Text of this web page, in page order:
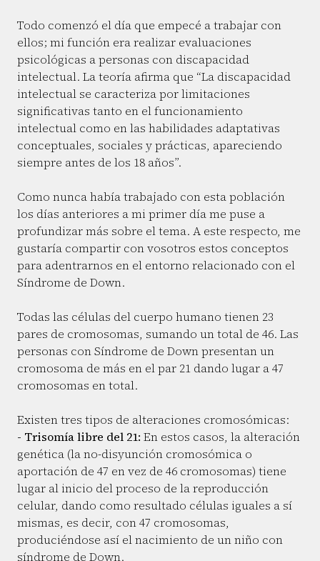
Todo comenzó el día que empecé a trabajar con
ellos; mi función era realizar evaluaciones
psicológicas a personas con discapacidad
intelectual. La teoría afirma que “La discapacidad
intelectual se caracteriza por limitaciones
significativas tanto en el funcionamiento
intelectual como en las habilidades adaptativas
conceptuales, sociales y prácticas, apareciendo
siempre antes de los 18 años”.
Como nunca había trabajado con esta población
los días anteriores a mi primer día me puse a
profundizar más sobre el tema. A este respecto, me
gustaría compartir con vosotros estos conceptos
para adentrarnos en el entorno relacionado con el
Síndrome de Down.
Todas las células del cuerpo humano tienen 23
pares de cromosomas, sumando un total de 46. Las
personas con Síndrome de Down presentan un
cromosoma de más en el par 21 dando lugar a 47
cromosomas en total.
Existen tres tipos de alteraciones cromosómicas:
- Trisomía libre del 21: En estos casos, la alteración
genética (la no-disyunción cromosómica o
aportación de 47 en vez de 46 cromosomas) tiene
lugar al inicio del proceso de la reproducción
celular, dando como resultado células iguales a sí
mismas, es decir, con 47 cromosomas,
produciéndose así el nacimiento de un niño con
síndrome de Down.